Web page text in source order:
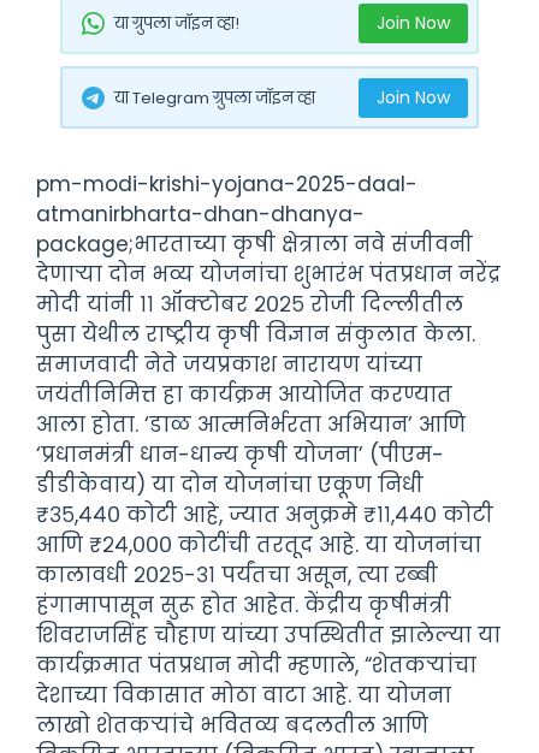
या ग्रुपला जॉइन व्हा! Join Now
या Telegram ग्रुपला जॉइन व्हा Join Now
pm-modi-krishi-yojana-2025-daal-
atmanirbharta-dhan-dhanya-
package;भारताच्या कृषी क्षेत्राला नवे संजीवनी
देणाऱ्या दोन भव्य योजनांचा शुभारंभ पंतप्रधान नरेंद्र
मोदी यांनी ११ ऑक्टोबर २०२५ रोजी दिल्लीतील
पुसा येथील राष्ट्रीय कृषी विज्ञान संकुलात केला.
समाजवादी नेते जयप्रकाश नारायण यांच्या
जयंतीनिमित्त हा कार्यक्रम आयोजित करण्यात
आला होता. ‘डाळ आत्मनिर्भरता अभियान’ आणि
‘प्रधानमंत्री धान-धान्य कृषी योजना’ (पीएम-
डीडीकेवाय) या दोन योजनांचा एकूण निधी
₹३५,४४० कोटी आहे, ज्यात अनुक्रमे ₹११,४४० कोटी
आणि ₹२४,००० कोटींची तरतूद आहे. या योजनांचा
कालावधी २०२५-३१ पर्यंतचा असून, त्या रब्बी
हंगामापासून सुरू होत आहेत. केंद्रीय कृषीमंत्री
शिवराजसिंह चौहाण यांच्या उपस्थितीत झालेल्या या
कार्यक्रमात पंतप्रधान मोदी म्हणाले, “शेतकऱ्यांचा
देशाच्या विकासात मोठा वाटा आहे. या योजना
लाखो शेतकऱ्यांचे भवितव्य बदलतील आणि